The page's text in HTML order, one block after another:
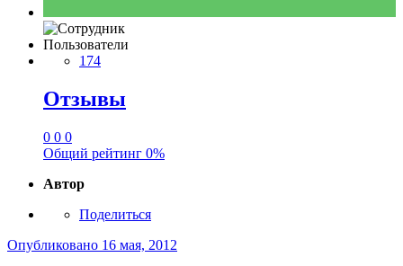
Пользователи
174
Отзывы
0 0 0
Общий рейтинг 0%
Автор
Поделиться
Опубликовано 16 мая, 2012